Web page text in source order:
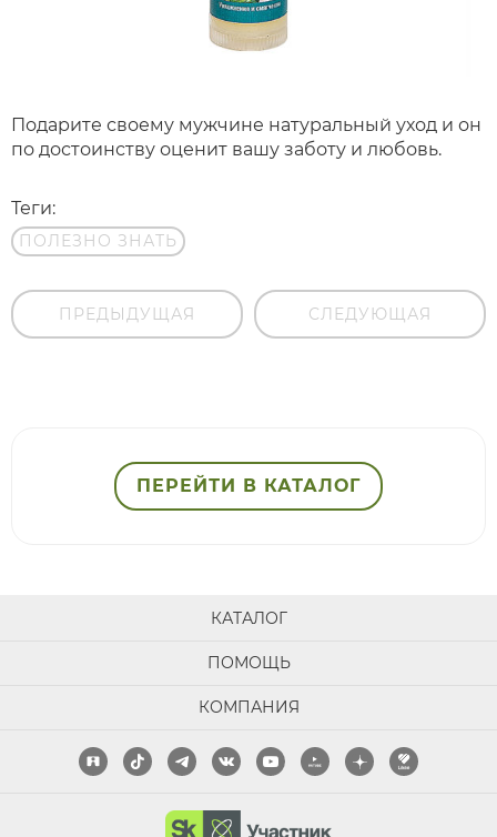
Подарите своему мужчине натуральный уход и он
по достоинству оценит вашу заботу и любовь.
Теги:
ПОЛЕЗНО ЗНАТЬ
ПРЕДЫДУЩАЯ СЛЕДУЮЩАЯ
ПЕРЕЙТИ В КАТАЛОГ
КАТАЛОГ
ПОМОЩЬ
КОМПАНИЯ